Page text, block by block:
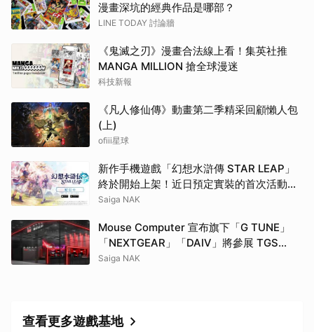
漫畫深坑的經典作品是哪部？
LINE TODAY 討論牆
《鬼滅之刃》漫畫合法線上看！集英社推
MANGA MILLION 搶全球漫迷
科技新報
《凡人修仙傳》動畫第二季精采回顧懶人包
(上)
ofiii星球
新作手機遊戲「幻想水滸傳 STAR LEAP」
終於開始上架！近日預定實裝的首次活動資
訊同步解禁
Saiga NAK
Mouse Computer 宣布旗下「G TUNE」
「NEXTGEAR」「DAIV」將參展 TGS
2026！同步推出參展紀念機種「G TUNE
Saiga NAK
查看更多遊戲基地